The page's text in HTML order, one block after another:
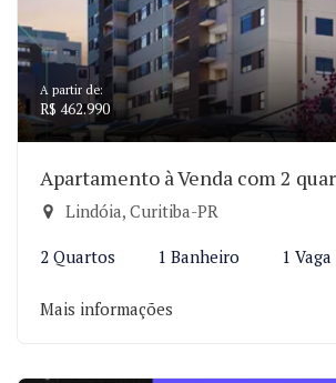
A partir de:
R$ 462.990
Apartamento à Venda com 2
Lindóia, Curitiba-PR
2 Quartos 1 Banheiro 1 Vaga
Mais informações